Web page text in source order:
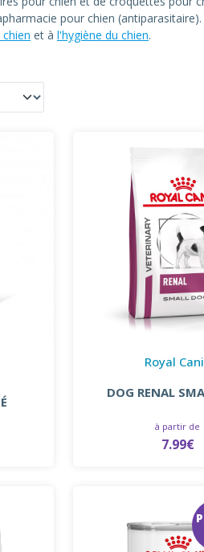
pour chien
et à l'hygiène du chien.
Royal
DOG RENAL
à partir de
7.99€